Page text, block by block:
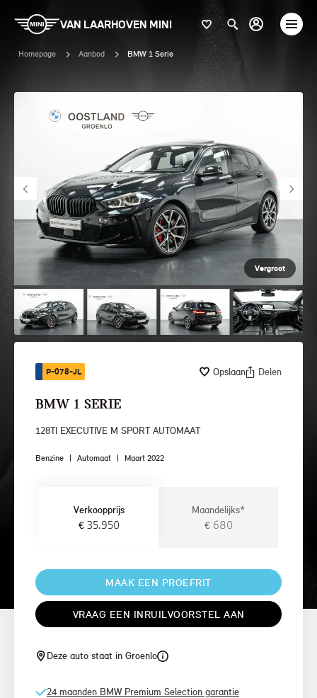
VAN LAARHOVEN MINI
Homepage Aanbod BMW 1 Serie
Vergroot
P-078-JL Opslaan Delen
BMW 1 SERIE
128TI EXECUTIVE M SPORT AUTOMAAT
Benzine | Automaat | Maart 2022
Verkoopprijs
€ 35.950
Maandelijks*
€ 680
MAAK EEN PROEFRIT
VRAAG EEN INRUILVOORSTEL AAN
Deze auto staat in Groenlo
24 maanden BMW Premium Selection garantie